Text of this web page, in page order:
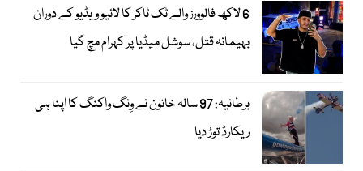
6 لاکھ فالوورز والے ٹک ٹاکر کا لائیو ویڈیو کے دوران
بہیمانہ قتل، سوشل میڈیا پر کہرام مچ گیا
برطانیہ: 97 سالہ خاتون نے وِنگ واکنگ کا اپنا ہی
ریکارڈ توڑ دیا